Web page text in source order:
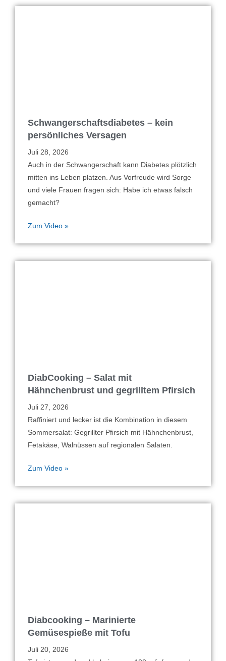
Schwangerschaftsdiabetes – kein
persönliches Versagen
Juli 28, 2026
Auch in der Schwangerschaft kann Diabetes plötzlich
mitten ins Leben platzen. Aus Vorfreude wird Sorge
und viele Frauen fragen sich: Habe ich etwas falsch
gemacht?
Zum Video »
DiabCooking – Salat mit
Hähnchenbrust und gegrilltem Pfirsich
Juli 27, 2026
Raffiniert und lecker ist die Kombination in diesem
Sommersalat: Gegrillter Pfirsich mit Hähnchenbrust,
Fetakäse, Walnüssen auf regionalen Salaten.
Zum Video »
Diabcooking – Marinierte
Gemüsespieße mit Tofu
Juli 20, 2026